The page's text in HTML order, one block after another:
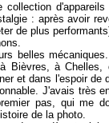
d'appareils
: après avoir
de plus
belles
Bièvres, à Chelles,
et dans l'espoir de
J'avais très
pas, qui me
de la photo.